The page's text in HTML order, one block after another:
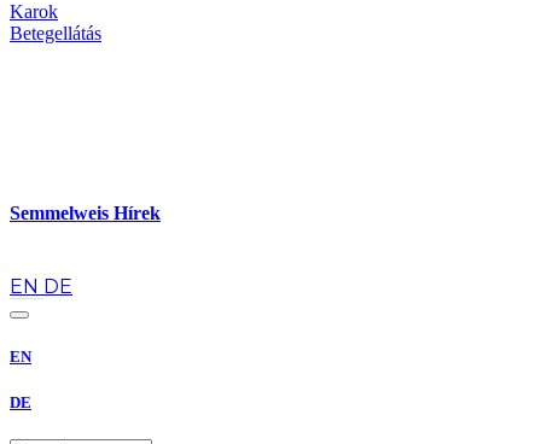
Karok
Betegellátás
Semmelweis Hírek
EN DE
EN
DE